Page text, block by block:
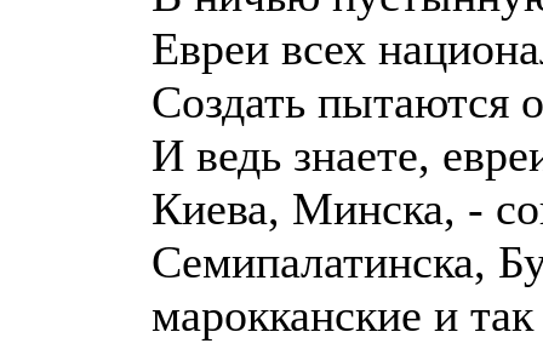
Евреи всех
Создать пытаются
И ведь знаете,
Киева, Минска, -
Семипалатинска,
марокканские и